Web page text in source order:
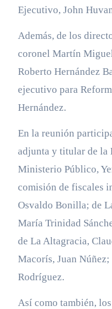
Ejecutivo, John
Además, de los
coronel Martín
Roberto Hernández
ejecutivo para
Hernández.
En la reunión
adjunta y titular de la
Ministerio Público,
comisión de fiscales
Osvaldo Bonilla; de
María Trinidad
de La Altagracia,
Macorís, Juan
Rodríguez.
Así como también,